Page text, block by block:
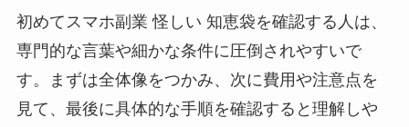
初めてスマホ副業 怪しい 知恵袋を確認する人は、
専門的な言葉や細かな条件に圧倒されやすいで
す。まずは全体像をつかみ、次に費用や注意点を
見て、最後に具体的な手順を確認すると理解しや